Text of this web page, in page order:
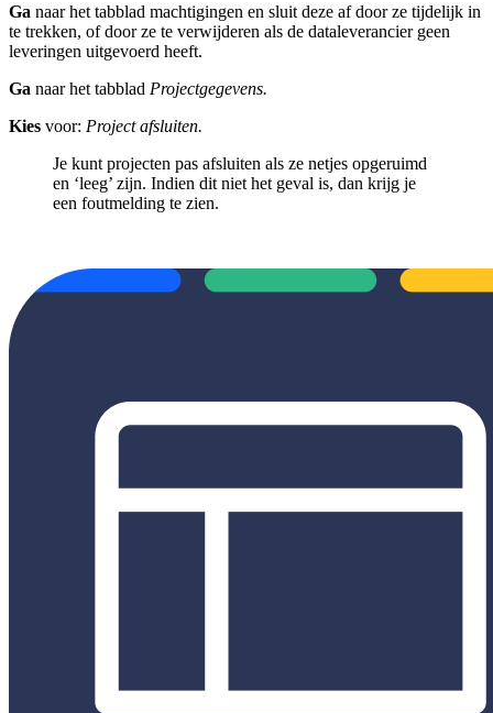
Ga naar het tabblad machtigingen en sluit deze af door ze tijdelijk in
te trekken, of door ze te verwijderen als de dataleverancier geen
leveringen uitgevoerd heeft.
Ga naar het tabblad Projectgegevens.
Kies voor: Project afsluiten.
Je kunt projecten pas afsluiten als ze netjes opgeruimd
en ‘leeg’ zijn. Indien dit niet het geval is, dan krijg je
een foutmelding te zien.